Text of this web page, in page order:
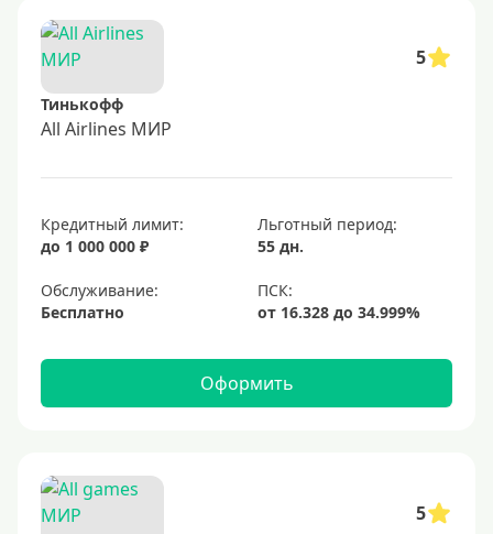
5
Тинькофф
All Airlines МИР
Кредитный лимит:
до 1 000 000 ₽
Льготный период:
55 дн.
Обслуживание:
Бесплатно
Оформить
5